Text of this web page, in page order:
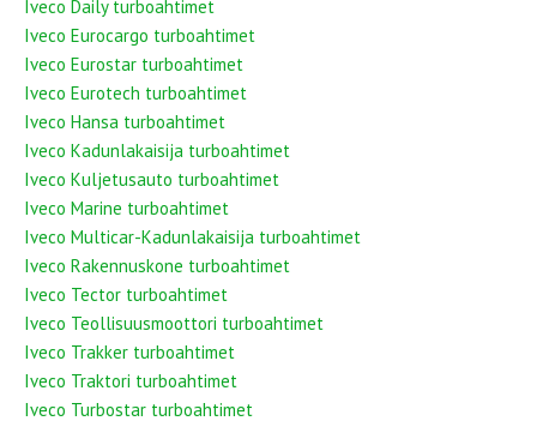
Iveco Daily turboahtimet
Iveco Eurocargo turboahtimet
Iveco Eurostar turboahtimet
Iveco Eurotech turboahtimet
Iveco Hansa turboahtimet
Iveco Kadunlakaisija turboahtimet
Iveco Kuljetusauto turboahtimet
Iveco Marine turboahtimet
Iveco Multicar-Kadunlakaisija turboahtimet
Iveco Rakennuskone turboahtimet
Iveco Tector turboahtimet
Iveco Teollisuusmoottori turboahtimet
Iveco Trakker turboahtimet
Iveco Traktori turboahtimet
Iveco Turbostar turboahtimet